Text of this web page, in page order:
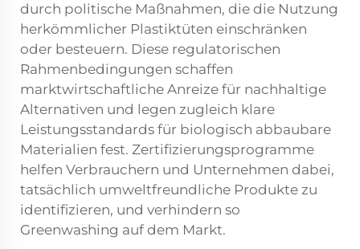
durch politische Maßnahmen, die die Nutzung
herkömmlicher Plastiktüten einschränken
oder besteuern. Diese regulatorischen
Rahmenbedingungen schaffen
marktwirtschaftliche Anreize für nachhaltige
Alternativen und legen zugleich klare
Leistungsstandards für biologisch abbaubare
Materialien fest. Zertifizierungsprogramme
helfen Verbrauchern und Unternehmen dabei,
tatsächlich umweltfreundliche Produkte zu
identifizieren, und verhindern so
Greenwashing auf dem Markt.